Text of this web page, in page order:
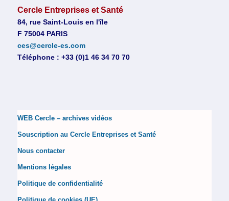
Cercle Entreprises et Santé
84, rue Saint-Louis en l'île
F 75004 PARIS
ces@cercle-es.com
Téléphone : +33 (0)1 46 34 70 70
WEB Cercle – archives vidéos
Souscription au Cercle Entreprises et Santé
Nous contacter
Mentions légales
Politique de confidentialité